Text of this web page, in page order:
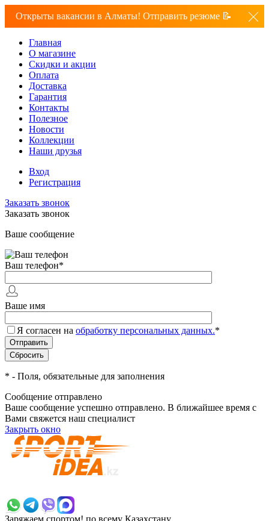
Открыты вакансии в Алматы! Отправить резюме 📝
Главная
О магазине
Скидки и акции
Оплата
Доставка
Гарантия
Контакты
Полезное
Новости
Коллекции
Наши друзья
Вход
Регистрация
Заказать звонок
Заказать звонок
Ваше сообщение
Ваш телефон*
Ваше имя
Я согласен на обработку персональных данных.*
* - Поля, обязательные для заполнения
Сообщение отправлено
Ваше сообщение успешно отправлено. В ближайшее время с
Вами свяжется наш специалист
Закрыть окно
Заряжаем спортом! по всему Казахстану